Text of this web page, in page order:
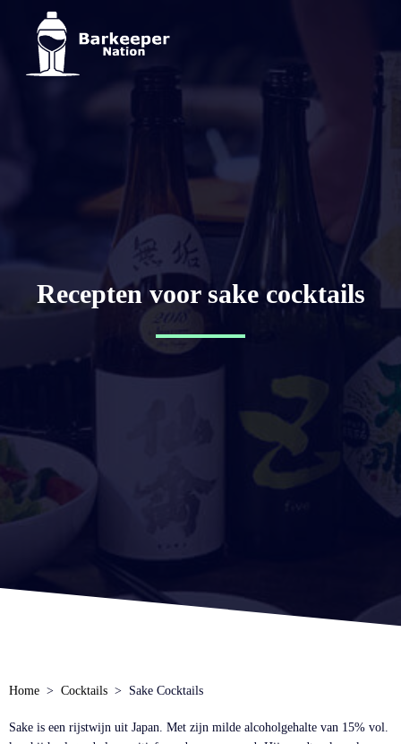
Recepten voor sake cocktails
Home Cocktails Sake Cocktails
Sake is een rijstwijn uit Japan. Met zijn milde alcoholgehalte van 15% vol.